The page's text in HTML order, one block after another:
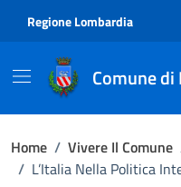
Regione Lombardia
Comune di
Home / Vivere Il Comune
/ L’Italia Nella Politica